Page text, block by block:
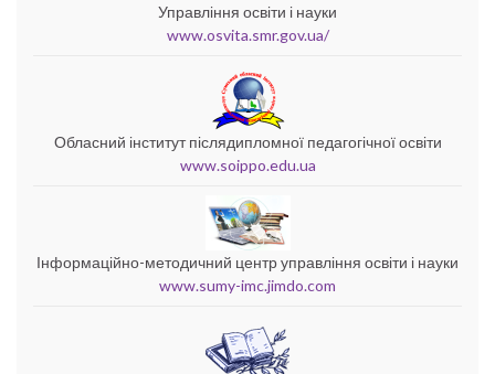
Управління освіти і науки
www.osvita.smr.gov.ua/
Обласний інститут післядипломної педагогічної освіти
www.soippo.edu.ua
Інформаційно-методичний центр управління освіти і науки
www.sumy-imc.jimdo.com